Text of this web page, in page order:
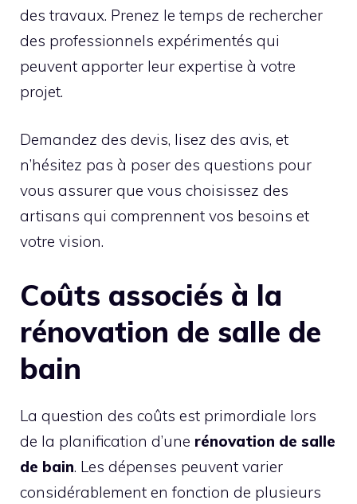
des travaux. Prenez le temps de rechercher
des professionnels expérimentés qui
peuvent apporter leur expertise à votre
projet.
Demandez des devis, lisez des avis, et
n’hésitez pas à poser des questions pour
vous assurer que vous choisissez des
artisans qui comprennent vos besoins et
votre vision.
Coûts associés à la
rénovation de salle de
bain
La question des coûts est primordiale lors
de la planification d’une rénovation de salle
de bain. Les dépenses peuvent varier
considérablement en fonction de plusieurs